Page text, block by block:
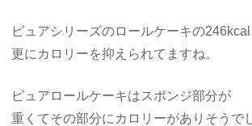
ピュアシリーズのロールケーキの
更にカロリーを抑えられてますね。
ピュアロールケーキはスポンジ部分が
重くてその部分にカロリーがありそうで